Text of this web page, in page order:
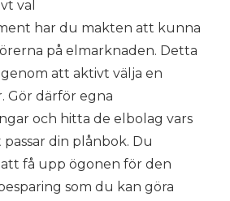
val
har du makten att kunna
på elmarknaden. Detta
att aktivt välja en
Gör därför egna
och hitta de elbolag vars
din plånbok. Du
få upp ögonen för den
som du kan göra